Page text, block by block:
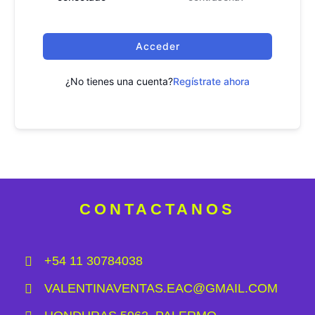
Acceder
¿No tienes una cuenta?Regístrate ahora
CONTACTANOS
+54 11 30784038
VALENTINAVENTAS.EAC@GMAIL.COM